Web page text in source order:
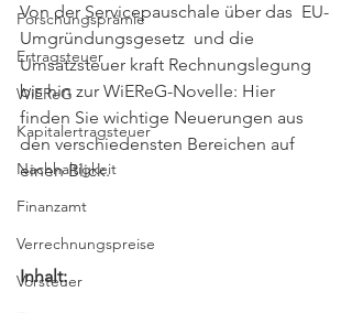
Forschungsprämie
Ertragsteuer
WiEReG
Kapitalertragsteuer
Nachhaltigkeit
Finanzamt
Verrechnungspreise
Vorsteuer
Von der Servicepauschale über das  EU-
Umgründungsgesetz  und die
Umsatzsteuer kraft Rechnungslegung
bis hin zur WiEReG-Novelle: Hier
finden Sie wichtige Neuerungen aus
den verschiedensten Bereichen auf
einen Blick.
Inhalt: